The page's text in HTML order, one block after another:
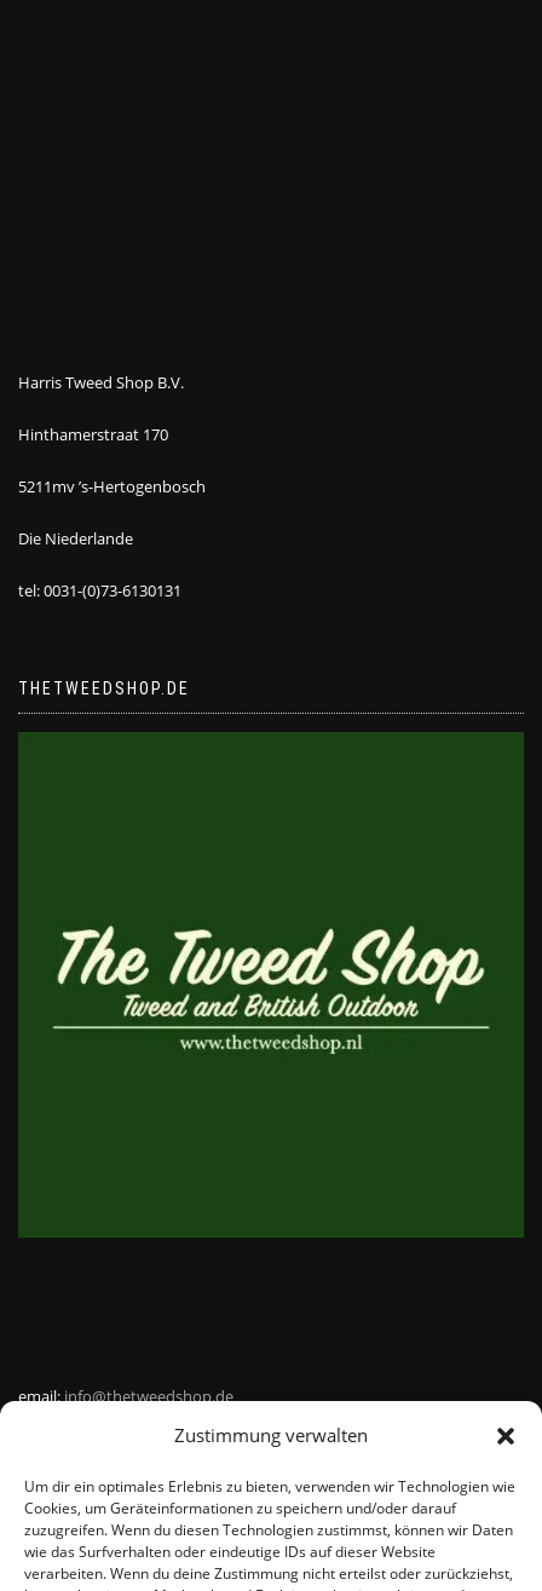
Zustimmung verwalten
Um dir ein optimales Erlebnis zu bieten, verwenden wir Technologien wie
Cookies, um Geräteinformationen zu speichern und/oder darauf
zuzugreifen. Wenn du diesen Technologien zustimmst, können wir Daten
wie das Surfverhalten oder eindeutige IDs auf dieser Website
verarbeiten. Wenn du deine Zustimmung nicht erteilst oder zurückziehst,
Harris Tweed Shop B.V.
Hinthamerstraat 170
5211mv ’s-Hertogenbosch
Die Niederlande
tel: 0031-(0)73-6130131
THETWEEDSHOP.DE
email:info@thetweedshop.de
Kvk Nummer: 88959732
MWSnr: NL864836247B01